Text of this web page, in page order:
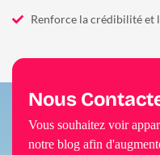
Renforce la crédibilité et
Nous
Vous souhaitez voir
notre blog afin